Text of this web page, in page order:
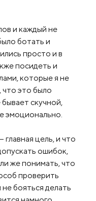
и каждый не
ботать и
просто и в
посидеть и
которые я не
что это было
скучной,
эмоционально.
цель, и что
ошибок,
же понимать, что
проверить
бояться делать